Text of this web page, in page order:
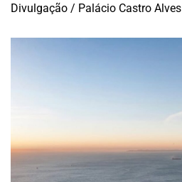
Divulgação / Palácio Castro Alves